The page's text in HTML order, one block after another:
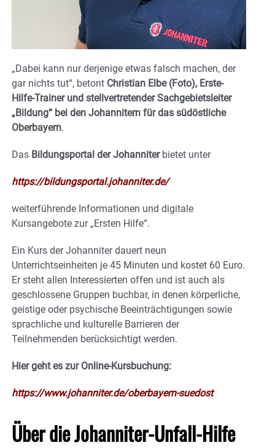
„Dabei kann nur derjenige etwas falsch machen, der
gar nichts tut“, betont Christian Elbe (Foto), Erste-
Hilfe-Trainer und stellvertretender Sachgebietsleiter
„Bildung“ bei den Johannitern für das südöstliche
Oberbayern.
Das Bildungsportal der Johanniterbietet unter
https://bildungsportal.johanniter.de/
weiterführende Informationen und digitale
Kursangebote zur „Ersten Hilfe“.
Ein Kurs der Johanniter dauert neun
Unterrichtseinheiten je 45 Minuten und kostet 60 Euro.
Er steht allen Interessierten offen und ist auch als
geschlossene Gruppen buchbar, in denen körperliche,
geistige oder psychische Beeinträchtigungen sowie
sprachliche und kulturelle Barrieren der
Teilnehmenden berücksichtigt werden.
Hier geht es zur Online-Kursbuchung:
https://www.johanniter.de/oberbayern-suedost
Über die Johanniter-Unfall-Hilfe